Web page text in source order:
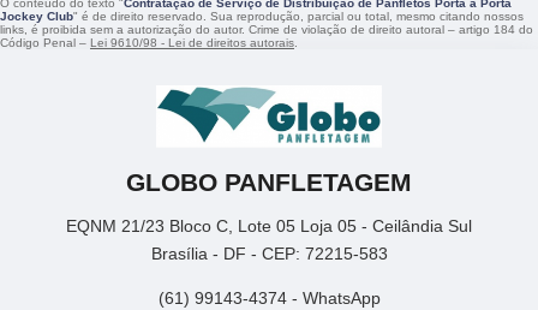
O conteúdo do texto "Contratação de Serviço de Distribuição de Panfletos Porta a Porta
Jockey Club" é de direito reservado. Sua reprodução, parcial ou total, mesmo citando nossos
links, é proibida sem a autorização do autor. Crime de violação de direito autoral – artigo 184 do
Código Penal – Lei 9610/98 - Lei de direitos autorais.
GLOBO PANFLETAGEM
EQNM 21/23 Bloco C, Lote 05 Loja 05 - Ceilândia Sul
Brasília - DF - CEP: 72215-583
(61) 99143-4374 - WhatsApp